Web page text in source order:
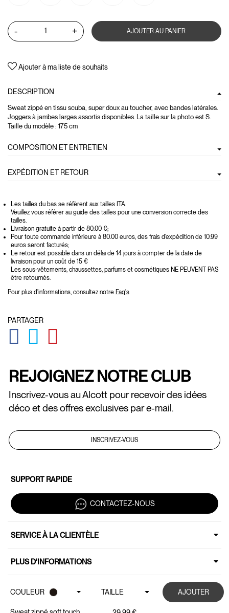
- + AJOUTER AU PANIER
Ajouter à ma liste de souhaits
DESCRIPTION
Sweat zippé en tissu scuba, super doux au toucher, avec bandes latérales.
Joggers à jambes larges assortis disponibles. La taille sur la photo est S.
Taille du modèle : 175 cm
COMPOSITION ET ENTRETIEN
EXPÉDITION ET RETOUR
Les tailles du bas se réfèrent aux tailles ITA.
Veuillez vous référer au guide des tailles pour une conversion correcte des
tailles.
Livraison gratuite à partir de 80.00 €;
Pour toute commande inférieure à 80.00 euros, des frais d'expédition de 10.99
euros seront facturés;
Le retour est possible dans un délai de 14 jours à compter de la date de
livraison pour un coût de 15 €
Les sous-vêtements, chaussettes, parfums et cosmétiques NE PEUVENT PAS
être retournés.
Pour plus d'informations, consultez notre Faq's
PARTAGER
GLOBAL.SOCIALSHARE.FACEBOOK
GLOBAL.SOCIALSHARE.TWITTER
COULEUR TAILLE AJOUTER
REJOIGNEZ NOTRE CLUB
Inscrivez-vous au Alcott pour recevoir des idées
déco et des offres exclusives par e-mail.
INSCRIVEZ-VOUS
SUPPORT RAPIDE
CONTACTEZ-NOUS
SERVICE À LA CLIENTÈLE
PLUS D'INFORMATIONS
BRAND
Copyright © 2026 ALCOTT P.IVA 05647000636 | All Rights Reserved.